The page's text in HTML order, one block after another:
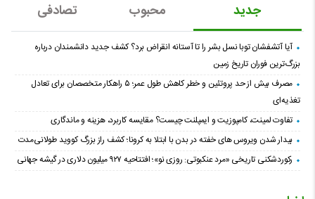
جدید محبوب تصادفی
آیا آتشفشان توبا نسل بشر را تا آستانه انقراض برد؟ کشف جدید دانشمندان درباره
بزرگ‌ترین فوران تاریخ زمین
مصرف بیش از حد پروتئین و خطر کاهش طول عمر؛ ۵ راهکار متخصصان برای تعادل
تغذیه‌ای
تفاوت لمینت، کامپوزیت و ایمپلنت چیست؟ مقایسه کاربرد، هزینه و ماندگاری
بیدار شدن ویروس‌ های خفته در بدن با ابتلا به کرونا؛ کشف راز بزرگ کووید طولانی‌مدت
رکوردشکنی تاریخی «مرد عنکبوتی: روزی نو»؛ افتتاحیه ۹۲۷ میلیون دلاری در گیشه جهانی